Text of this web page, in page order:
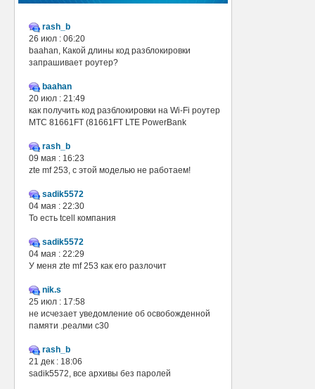
rash_b
26 июл : 06:20
baahan, Какой длины код разблокировки
запрашивает роутер?
baahan
20 июл : 21:49
как получить код разблокировки на Wi-Fi роутер
МТС 81661FT (81661FT LTE PowerBank
rash_b
09 мая : 16:23
zte mf 253, с этой моделью не работаем!
sadik5572
04 мая : 22:30
То есть tcell компания
sadik5572
04 мая : 22:29
У меня zte mf 253 как его разлочит
nik.s
25 июл : 17:58
не исчезает уведомление об освобожденной
памяти .реалми с30
rash_b
21 дек : 18:06
sadik5572, все архивы без паролей